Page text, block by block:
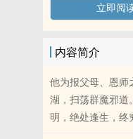
立即阅
内容简介
他为报父母、恩师
湖，扫荡群魔邪道
明，绝处逢生，终